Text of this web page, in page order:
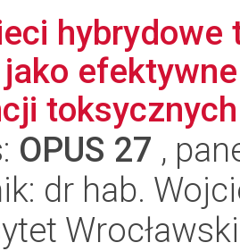
hybrydowe
OPUS 27 ,
dr hab.
Wrocławski